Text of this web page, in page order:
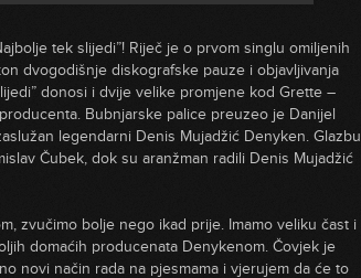
tek slijedi”! Riječ je o prvom singlu omiljenih
dvogodišnje diskografske pauze i objavljivanja
donosi i dvije velike promjene kod Grette –
Bubnjarske palice preuzeo je Danijel
legendarni Denis Mujadžić Denyken. Glazbu
Čubek, dok su aranžman radili Denis Mujadžić
zvučimo bolje nego ikad prije. Imamo veliku čast i
domaćih producenata Denykenom. Čovjek je
novi način rada na pjesmama i vjerujem da će to